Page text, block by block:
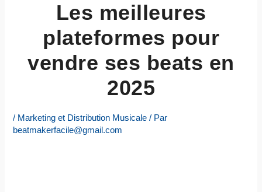
Les meilleures
plateformes pour
vendre ses beats en
2025
/ Marketing et Distribution Musicale / Par
beatmakerfacile@gmail.com